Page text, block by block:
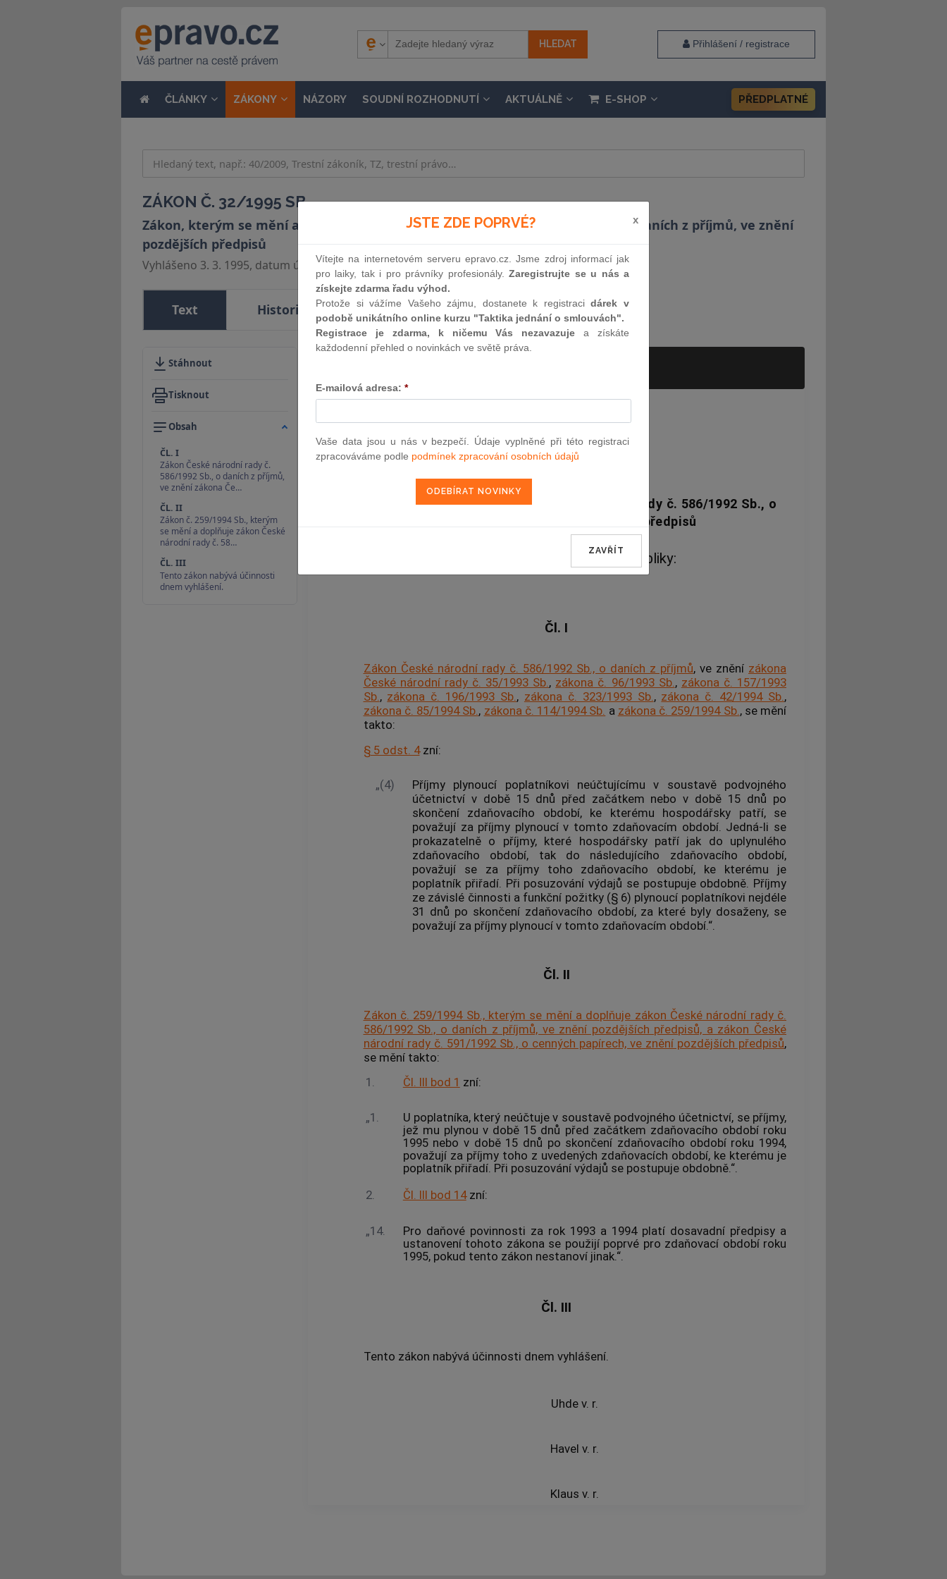
Přihlášení / registrace
ČLÁNKY ZÁKONY NÁZORY SOUDNÍ ROZHODNUTÍ AKTUÁLNĚ E-SHOP PŘEDPLATNÉ
ZÁKON Č. 32/1995 SB.
Zákon, kterým se mění a doplňuje zákon České národní rady č. 586/1992 Sb., o daních z příjmů, ve znění
pozdějších předpisů
Vyhlášeno 3. 3. 1995, datum účinnosti 3. 3. 1995, částka 7 / 1995
Text Historie Souvislosti
Stáhnout
Tisknout
Obsah
ČL. I
Zákon České národní rady č.
586/1992 Sb., o daních z příjmů,
ve znění zákona Če…
ČL. II
Zákon č. 259/1994 Sb., kterým
se mění a doplňuje zákon České
národní rady č. 58…
ČL. III
Tento zákon nabývá účinnosti
dnem vyhlášení.
ZÁKON
kterým se mění a doplňuje zákon České národní rady č. 586/1992 Sb., o
daních z příjmů, ve znění pozdějších předpisů
Parlament se usnesl na tomto zákoně České republiky:
Čl. I
Zákon České národní rady č. 586/1992 Sb., o daních z příjmů, ve znění zákona
České národní rady č. 35/1993 Sb., zákona č. 96/1993 Sb., zákona č. 157/1993
Sb., zákona č. 196/1993 Sb., zákona č. 323/1993 Sb., zákona č. 42/1994 Sb.,
zákona č. 85/1994 Sb., zákona č. 114/1994 Sb. a zákona č. 259/1994 Sb., se mění
takto:
§ 5 odst. 4zní:
„(4)
Příjmy plynoucí poplatníkovi neúčtujícímu v soustavě podvojného
účetnictví v době 15 dnů před začátkem nebo v době 15 dnů po
skončení zdaňovacího období, ke kterému hospodářsky patří, se
považují za příjmy plynoucí v tomto zdaňovacím období. Jedná-li se
prokazatelně o příjmy, které hospodářsky patří jak do uplynulého
zdaňovacího období, tak do následujícího zdaňovacího období,
považují se za příjmy toho zdaňovacího období, ke kterému je
poplatník přiřadí. Při posuzování výdajů se postupuje obdobně. Příjmy
ze závislé činnosti a funkční požitky (§ 6) plynoucí poplatníkovi nejdéle
31 dnů po skončení zdaňovacího období, za které byly dosaženy, se
považují za příjmy plynoucí v tomto zdaňovacím období.“.
Čl. II
Zákon č. 259/1994 Sb., kterým se mění a doplňuje zákon České národní rady č.
586/1992 Sb., o daních z příjmů, ve znění pozdějších předpisů, a zákon České
národní rady č. 591/1992 Sb., o cenných papírech, ve znění pozdějších předpisů,
se mění takto:
1.
Čl. III bod 1 zní:
„1.
U poplatníka, který neúčtuje v soustavě podvojného účetnictví, se příjmy,
jež mu plynou v době 15 dnů před začátkem zdaňovacího období roku
1995 nebo v době 15 dnů po skončení zdaňovacího období roku 1994,
považují za příjmy toho z uvedených zdaňovacích období, ke kterému je
poplatník přiřadí. Při posuzování výdajů se postupuje obdobně.“.
2.
Čl. III bod 14zní:
„14.
Pro daňové povinnosti za rok 1993 a 1994 platí dosavadní předpisy a
ustanovení tohoto zákona se použijí poprvé pro zdaňovací období roku
1995, pokud tento zákon nestanoví jinak.“.
Čl. III
Tento zákon nabývá účinnosti dnem vyhlášení.
Uhde v. r.
Havel v. r.
Klaus v. r.
JSTE ZDE POPRVÉ? x
Vítejte na internetovém serveru epravo.cz. Jsme zdroj informací jak
pro laiky, tak i pro právníky profesionály.Zaregistrujte se u nás a
získejte zdarma řadu výhod.
Protože si vážíme Vašeho zájmu, dostanete k registracidárek v
podobě unikátního online kurzu "Taktika jednání o smlouvách".
Registrace je zdarma, k ničemu Vás nezavazuje a získáte
každodenní přehled o novinkách ve světě práva.
E-mailová adresa: *
Vaše data jsou u nás v bezpečí. Údaje vyplněné při této registraci
zpracováváme podle podmínek zpracování osobních údajů
ZAVŘÍT